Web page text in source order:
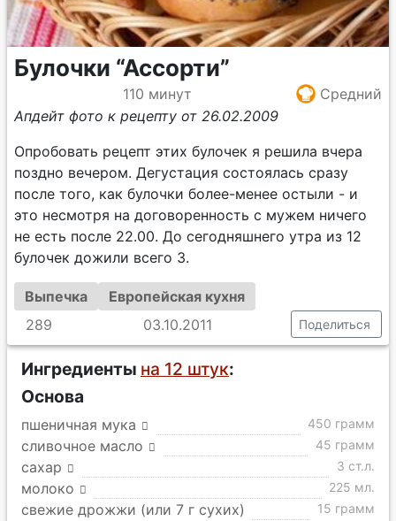
Булочки “Ассорти”
110 минут
Средний
Апдейт фото к рецепту от 26.02.2009
Опробовать рецепт этих булочек я решила вчера
поздно вечером. Дегустация состоялась сразу
после того, как булочки более-менее остыли - и
это несмотря на договоренность с мужем ничего
не есть после 22.00. До сегодняшнего утра из 12
булочек дожили всего 3.
Выпечка
Европейская кухня
289
03.10.2011 Поделиться
Ингредиенты на 12 штук:
Основа
пшеничная мука 450 грамм
сливочное масло 45 грамм
сахар 3 ст.л.
молоко 225 мл.
свежие дрожжи (или 7 г сухих) 15 грамм